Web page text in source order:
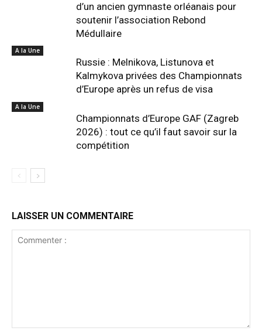
d’un ancien gymnaste orléanais pour
soutenir l’association Rebond
Médullaire
A la Une
Russie : Melnikova, Listunova et
Kalmykova privées des Championnats
d’Europe après un refus de visa
A la Une
Championnats d’Europe GAF (Zagreb
2026) : tout ce qu’il faut savoir sur la
compétition
LAISSER UN COMMENTAIRE